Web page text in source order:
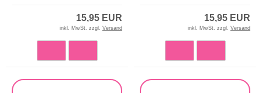
15,95 EUR
inkl. MwSt. zzgl. Versand
15,95 EUR
inkl. MwSt. zzgl. Versand